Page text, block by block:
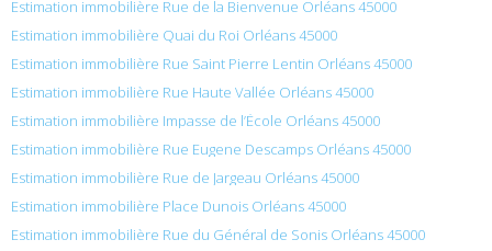
Estimation immobilière Rue de la Bienvenue Orléans 45000
Estimation immobilière Quai du Roi Orléans 45000
Estimation immobilière Rue Saint Pierre Lentin Orléans 45000
Estimation immobilière Rue Haute Vallée Orléans 45000
Estimation immobilière Impasse de l’École Orléans 45000
Estimation immobilière Rue Eugene Descamps Orléans 45000
Estimation immobilière Rue de Jargeau Orléans 45000
Estimation immobilière Place Dunois Orléans 45000
Estimation immobilière Rue du Général de Sonis Orléans 45000